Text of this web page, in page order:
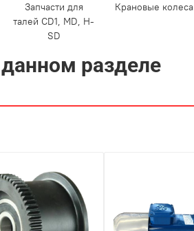
Запчасти для
талей CD1, MD, H-
SD
Крановые колеса
разделе